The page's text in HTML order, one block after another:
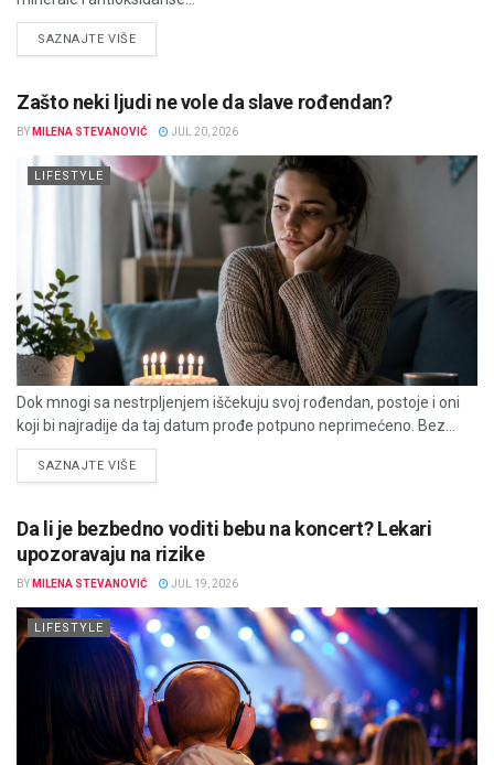
SAZNAJTE VIŠEDETAILS
Zašto neki ljudi ne vole da slave rođendan?
BY MILENA STEVANOVIĆ JUL 20, 2026
LIFESTYLE
Dok mnogi sa nestrpljenjem iščekuju svoj rođendan, postoje i oni
koji bi najradije da taj datum prođe potpuno neprimećeno. Bez...
SAZNAJTE VIŠEDETAILS
Da li je bezbedno voditi bebu na koncert? Lekari
upozoravaju na rizike
BY MILENA STEVANOVIĆ JUL 19, 2026
LIFESTYLE